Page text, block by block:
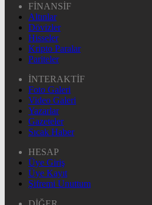
FİNANSİF
Altınlar
Dövizler
Hisseler
Kripto Paralar
Pariteler
İNTERAKTİF
Foto Galeri
Video Galeri
Yazarlar
Gazeteler
Sıcak Haber
HESAP
Üye Giriş
Üye Kayıt
Şifremi Unuttum